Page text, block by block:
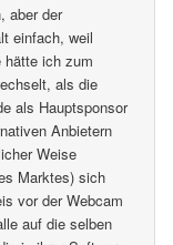
aber der
einfach, weil
hätte ich zum
als die
als Hauptsponsor
Anbietern
Weise
Marktes) sich
vor der Webcam
auf die selben